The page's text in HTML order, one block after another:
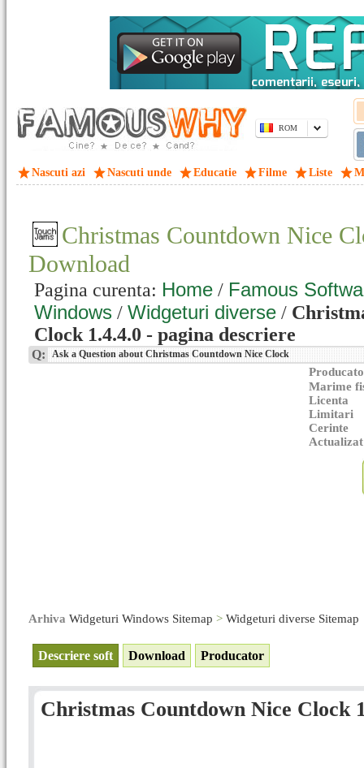
ROM
Nascuti azi Nascuti unde Educatie Filme Liste
Christmas Countdown Nice
Download
Pagina curenta: Home / Famous
Windows / Widgeturi diverse /
Clock 1.4.4.0 - pagina descriere
Q: Ask a Question about Christmas Countdown Nice Clock
Marime
Licenta
Limitari
Cerinte
Arhiva Widgeturi Windows Sitemap > Widgeturi diverse Sitemap
Descriere soft Download Producator
Christmas Countdown Nice Clock